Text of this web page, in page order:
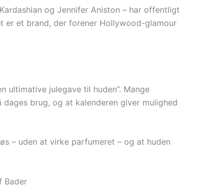
og Jennifer Aniston – har offentligt
er et brand, der forener Hollywood-glamour
ultimative julegave til huden”. Mange
brug, og at kalenderen giver mulighed
– uden at virke parfumeret – og at huden
Bader